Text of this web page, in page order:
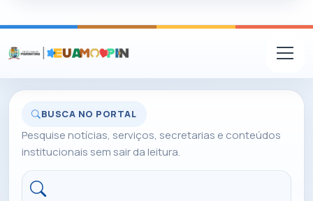
BUSCA NO PORTAL
Pesquise notícias, serviços, secretarias e conteúdos
institucionais sem sair da leitura.
Buscar no portal